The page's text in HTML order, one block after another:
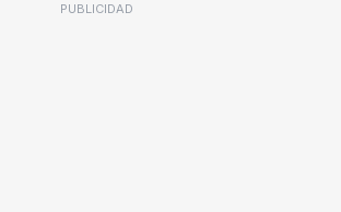
PUBLICIDAD